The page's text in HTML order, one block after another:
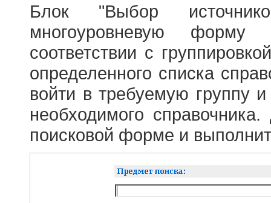
Блок "Выбор
многоуровневую форму
соответствии с
определенного списка
войти в требуемую группу и
необходимого
поисковой форме и